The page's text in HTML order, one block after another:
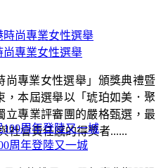
尚專業女性選舉
尚專業女性選舉」頒獎典禮暨
，本屆選舉以「琥珀如美．聚
立專業評審團的嚴格甄選，最
社會責任感的得獎者......
周年登陸又一城